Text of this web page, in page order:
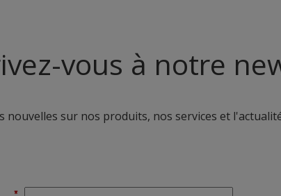
vous à notre
nouvelles sur nos produits, nos services et